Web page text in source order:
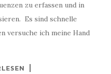
zu erfassen und in
Es sind schnelle
versuche ich meine Hand